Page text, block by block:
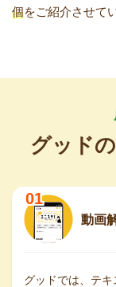
個をご紹介させて
グッド
01
動画
グッドでは、テ